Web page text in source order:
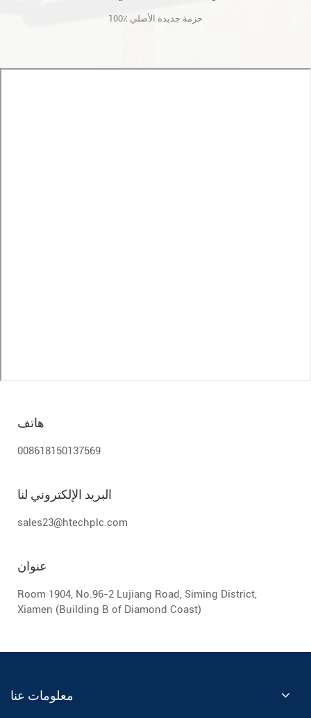
100٪ حزمة جديدة الأصلي
هاتف
008618150137569
البريد الإلكتروني لنا
sales23@htechplc.com
عنوان
Room 1904, No.96-2 Lujiang Road, Siming District,
Xiamen (Building B of Diamond Coast)
معلومات عنا